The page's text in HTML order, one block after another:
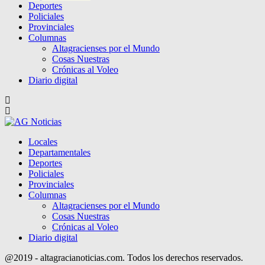
Deportes
Policiales
Provinciales
Columnas
Altagracienses por el Mundo
Cosas Nuestras
Crónicas al Voleo
Diario digital
Locales
Departamentales
Deportes
Policiales
Provinciales
Columnas
Altagracienses por el Mundo
Cosas Nuestras
Crónicas al Voleo
Diario digital
@2019 - altagracianoticias.com. Todos los derechos reservados.